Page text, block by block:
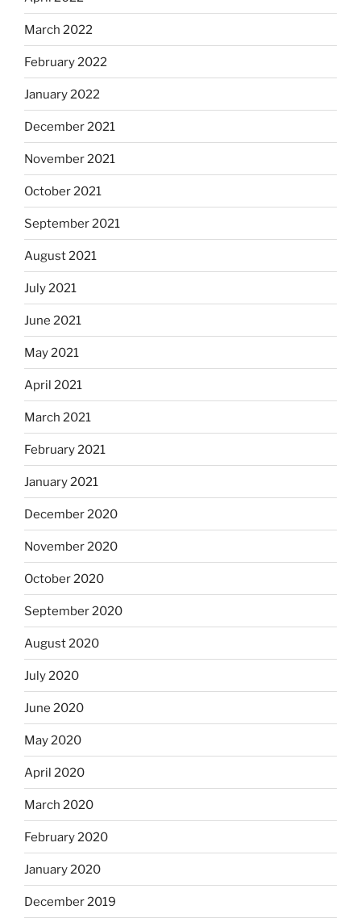
March 2022
February 2022
January 2022
December 2021
November 2021
October 2021
September 2021
August 2021
July 2021
June 2021
May 2021
April 2021
March 2021
February 2021
January 2021
December 2020
November 2020
October 2020
September 2020
August 2020
July 2020
June 2020
May 2020
April 2020
March 2020
February 2020
January 2020
December 2019